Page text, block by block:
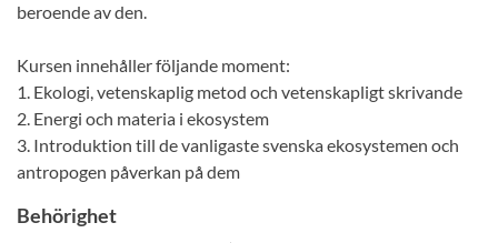
beroende av den.
Kursen innehåller följande moment:
1. Ekologi, vetenskaplig metod och vetenskapligt skrivande
2. Energi och materia i ekosystem
3. Introduktion till de vanligaste svenska ekosystemen och
antropogen påverkan på dem
Behörighet